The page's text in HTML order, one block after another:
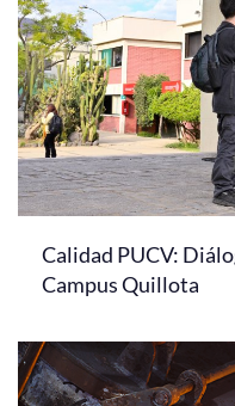
Calidad PUCV:
Campus Quillota